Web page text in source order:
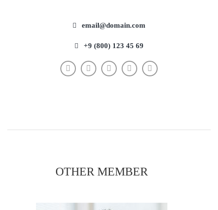
email@domain.com
+9 (800) 123 45 69
OTHER MEMBER